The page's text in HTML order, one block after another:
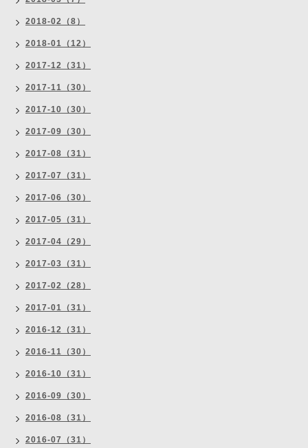
2018-02（8）
2018-01（12）
2017-12（31）
2017-11（30）
2017-10（30）
2017-09（30）
2017-08（31）
2017-07（31）
2017-06（30）
2017-05（31）
2017-04（29）
2017-03（31）
2017-02（28）
2017-01（31）
2016-12（31）
2016-11（30）
2016-10（31）
2016-09（30）
2016-08（31）
2016-07（31）